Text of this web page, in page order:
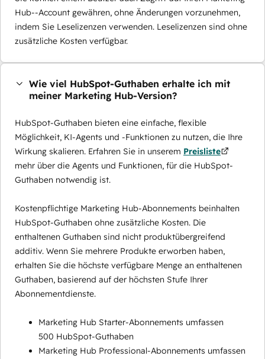
Hub--Account gewähren, ohne Änderungen vorzunehmen,
indem Sie Leselizenzen verwenden. Leselizenzen sind ohne
zusätzliche Kosten verfügbar.
Wie viel HubSpot-Guthaben erhalte ich mit
meiner Marketing Hub-Version?
HubSpot-Guthaben bieten eine einfache, flexible
Möglichkeit, KI-Agents und -Funktionen zu nutzen, die Ihre
Wirkung skalieren. Erfahren Sie in unserem Preisliste
mehr über die Agents und Funktionen, für die HubSpot-
Guthaben notwendig ist.
Kostenpflichtige Marketing Hub-Abonnements beinhalten
HubSpot-Guthaben ohne zusätzliche Kosten. Die
enthaltenen Guthaben sind nicht produktübergreifend
additiv. Wenn Sie mehrere Produkte erworben haben,
erhalten Sie die höchste verfügbare Menge an enthaltenen
Guthaben, basierend auf der höchsten Stufe Ihrer
Abonnementdienste.
Marketing Hub Starter-Abonnements umfassen
500 HubSpot-Guthaben
Marketing Hub Professional-Abonnements umfassen